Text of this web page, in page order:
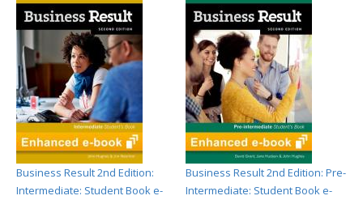
Business Result 2nd Edition:
Intermediate: Student Book e-
Business Result 2nd Edition: Pre-
Intermediate: Student Book e-